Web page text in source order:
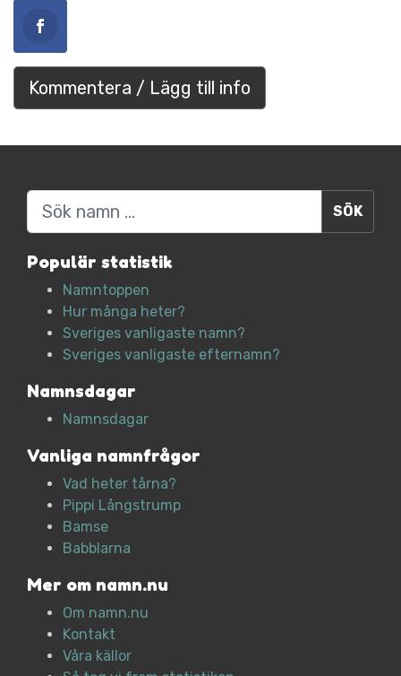
Kommentera / Lägg till info
Sök
Populär statistik
Namntoppen
Hur många heter?
Sveriges vanligaste namn?
Sveriges vanligaste efternamn?
Namnsdagar
Namnsdagar
Vanliga namnfrågor
Vad heter tårna?
Pippi Långstrump
Bamse
Babblarna
Mer om namn.nu
Om namn.nu
Kontakt
Våra källor